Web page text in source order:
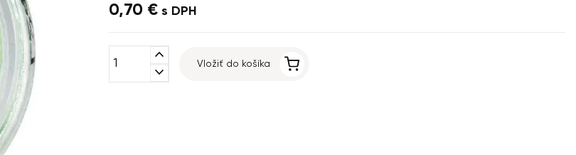
0,70 € s DPH
expand_less
expand_more
Vložiť do košíka